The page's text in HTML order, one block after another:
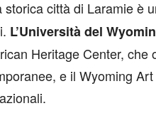
storica città di Laramie è
L’Università del
Heritage Center, che
e il Wyoming